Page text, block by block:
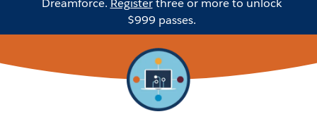
Dreamforce. Registerthree or more to unlock
$999 passes.